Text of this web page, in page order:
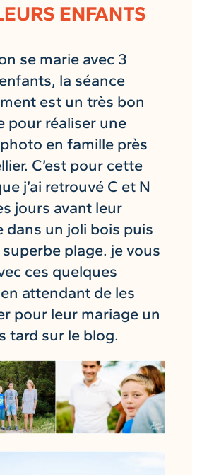
ENFANTS
se marie avec 3
la séance
est un très bon
pour réaliser une
en famille près
C’est pour cette
j’ai retrouvé C et N
jours avant leur
dans un joli bois puis
plage. je vous
ces quelques
attendant de les
pour leur mariage un
tard sur le blog.